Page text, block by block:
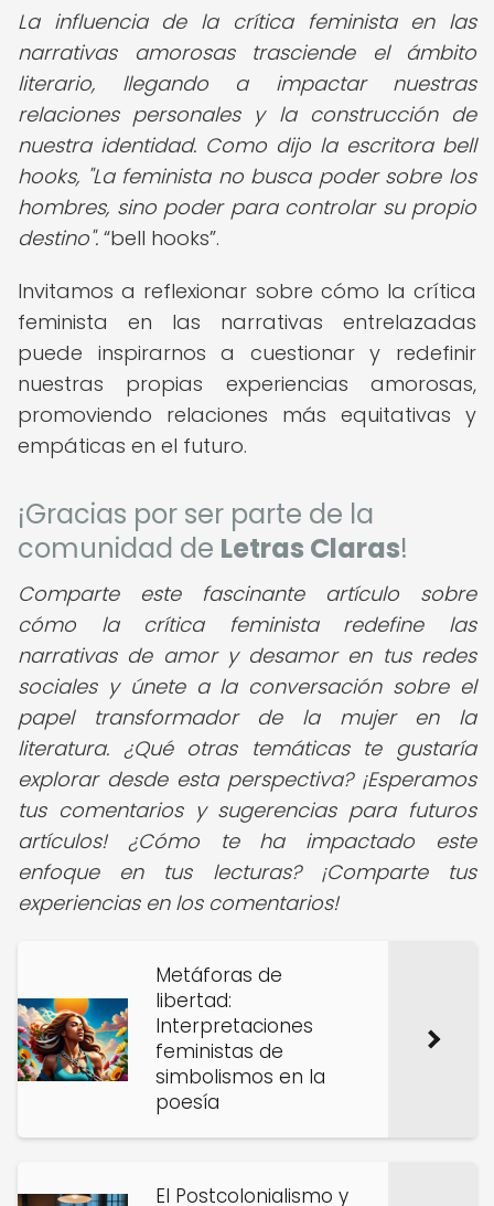
La influencia de la crítica feminista en las
narrativas amorosas trasciende el ámbito
literario, llegando a impactar nuestras
relaciones personales y la construcción de
nuestra identidad. Como dijo la escritora bell
hooks, "La feminista no busca poder sobre los
hombres, sino poder para controlar su propio
destino". bell hooks .
Invitamos a reflexionar sobre cómo la crítica
feminista en las narrativas entrelazadas
puede inspirarnos a cuestionar y redefinir
nuestras propias experiencias amorosas,
promoviendo relaciones más equitativas y
empáticas en el futuro.
¡Gracias por ser parte de la
comunidad de Letras Claras!
Comparte este fascinante artículo sobre
cómo la crítica feminista redefine las
narrativas de amor y desamor en tus redes
sociales y únete a la conversación sobre el
papel transformador de la mujer en la
literatura. ¿Qué otras temáticas te gustaría
explorar desde esta perspectiva? ¡Esperamos
tus comentarios y sugerencias para futuros
artículos! ¿Cómo te ha impactado este
enfoque en tus lecturas? ¡Comparte tus
experiencias en los comentarios!
Metáforas de
libertad:
Interpretaciones
feministas de
simbolismos en la
poesía
El Postcolonialismo y